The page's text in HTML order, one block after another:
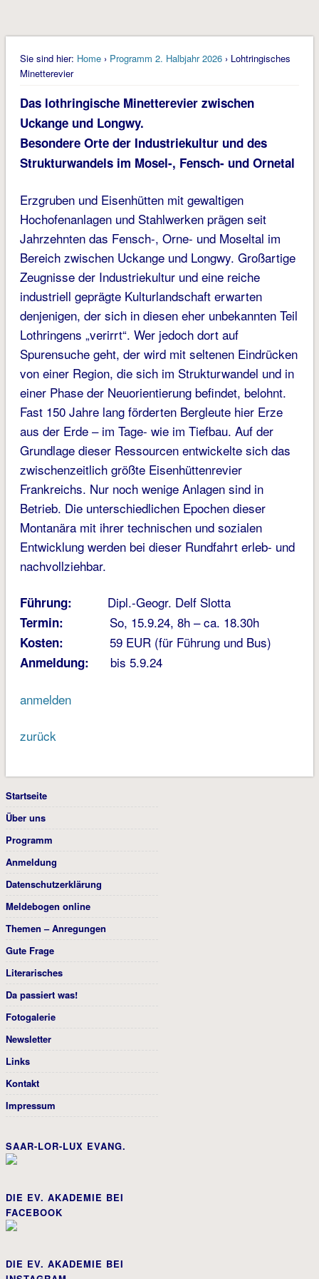
Sie sind hier: Home› Programm 2. Halbjahr 2026› Lohtringisches
Minetterevier
Das lothringische Minetterevier zwischen
Uckange und Longwy.
Besondere Orte der Industriekultur und des
Strukturwandels im Mosel-, Fensch- und Ornetal
Erzgruben und Eisenhütten mit gewaltigen
Hochofenanlagen und Stahlwerken prägen seit
Jahrzehnten das Fensch-, Orne- und Moseltal im
Bereich zwischen Uckange und Longwy. Großartige
Zeugnisse der Industriekultur und eine reiche
industriell geprägte Kulturlandschaft erwarten
denjenigen, der sich in diesen eher unbekannten Teil
Lothringens „verirrt“. Wer jedoch dort auf
Spurensuche geht, der wird mit seltenen Eindrücken
von einer Region, die sich im Strukturwandel und in
einer Phase der Neuorientierung befindet, belohnt.
Fast 150 Jahre lang förderten Bergleute hier Erze
aus der Erde – im Tage- wie im Tiefbau. Auf der
Grundlage dieser Ressourcen entwickelte sich das
zwischenzeitlich größte Eisenhüttenrevier
Frankreichs. Nur noch wenige Anlagen sind in
Betrieb. Die unterschiedlichen Epochen dieser
Montanära mit ihrer technischen und sozialen
Entwicklung werden bei dieser Rundfahrt erleb- und
nachvollziehbar.
Führung: Dipl.-Geogr. Delf Slotta
Termin: So, 15.9.24, 8h – ca. 18.30h
Kosten: 59 EUR (für Führung und Bus)
Anmeldung: bis 5.9.24
anmelden
zurück
Startseite
Über uns
Programm
Anmeldung
Datenschutzerklärung
Meldebogen online
Themen – Anregungen
Gute Frage
Literarisches
Da passiert was!
Fotogalerie
Newsletter
Links
Kontakt
Impressum
SAAR-LOR-LUX EVANG.
DIE EV. AKADEMIE BEI
FACEBOOK
DIE EV. AKADEMIE BEI